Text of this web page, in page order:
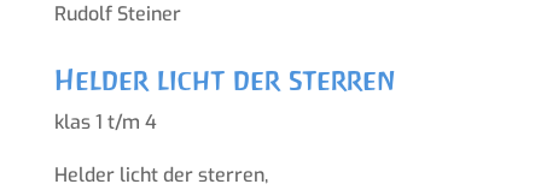
Rudolf Steiner
Helder licht der sterren
klas 1 t/m 4
Helder licht der sterren,